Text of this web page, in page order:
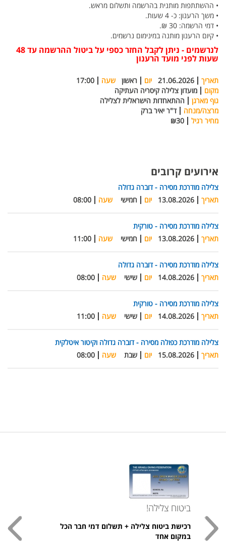
• ההשתתפות מותנית בהרשמה ותשלום מראש.
• משך הרענון: כ- 4 שעות.
• דמי הרשמה: 30 ₪.
• קיום הרענון מותנה במינימום נרשמים.
לנרשמים - ניתן לקבל החזר כספי על ביטול ההרשמה עד 48
שעות לפני מועד הרענון
תאריך 21.06.2026 יום ראשון שעה
17:00
מקום
מועדון צלילה קיסריה העתיקה
גוף מארגן
ההתאחדות הישראלית לצלילה
מרצה/מנחה
ד"ר יאיר ברק
מחיר רגיל
₪30
אירועים קרובים
צלילה מודרכת מסירה - דוברה גדולה
תאריך
13.08.2026 יום חמישי שעה 08:00
צלילה מודרכת מסירה - טורקית
תאריך
13.08.2026 יום חמישי שעה 11:00
צלילה מודרכת מסירה - דוברה גדולה
תאריך
14.08.2026 יום שישי שעה 08:00
צלילה מודרכת מסירה - טורקית
תאריך
14.08.2026 יום שישי שעה 11:00
צלילה מודרכת כפולה מסירה - דוברה גדולה וקיטור איטלקית
תאריך
15.08.2026 יום שבת שעה 08:00
ביטוח צלילה!
רכישת ביטוח צלילה + תשלום דמי חבר הכל
במקום אחד